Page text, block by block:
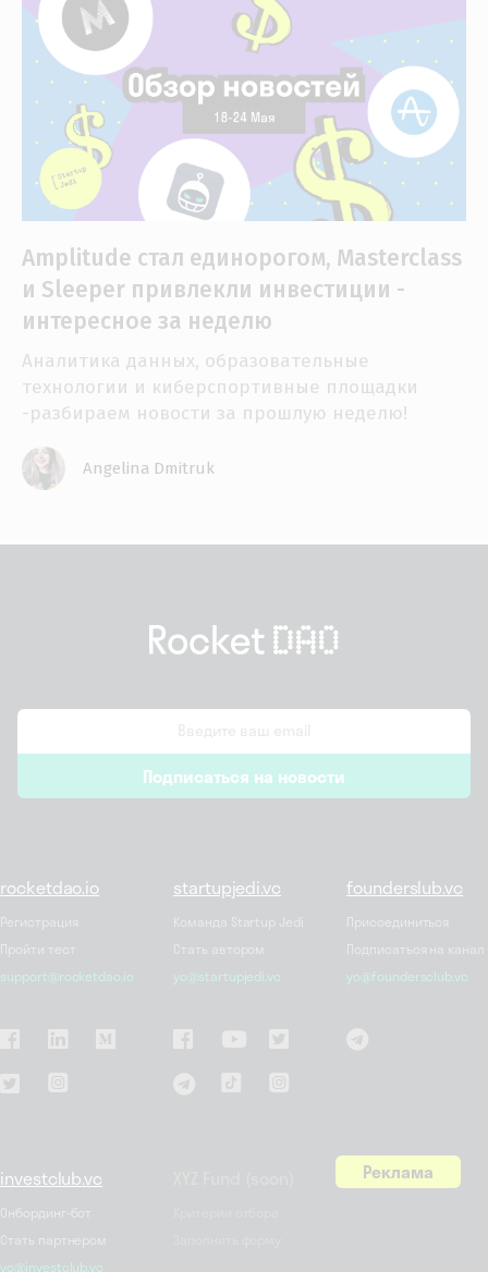
Amplitude стал единорогом, Masterclass
и Sleeper привлекли инвестиции -
интересное за неделю
Аналитика данных, образовательные
технологии и киберспортивные площадки
-разбираем новости за прошлую неделю!
Angelina Dmitruk
*
Подписаться на новости
rocketdao.io
Регистрация
Пройти тест
support@rocketdao.io
startupjedi.vc
Команда Startup Jedi
Стать автором
yo@startupjedi.vc
founderslub.vc
Присоединиться
Подписаться на канал
yo@foundersclub.vc
investclub.vc
Онбординг-бот
Стать партнером
yo@investclub.vc
Реклама